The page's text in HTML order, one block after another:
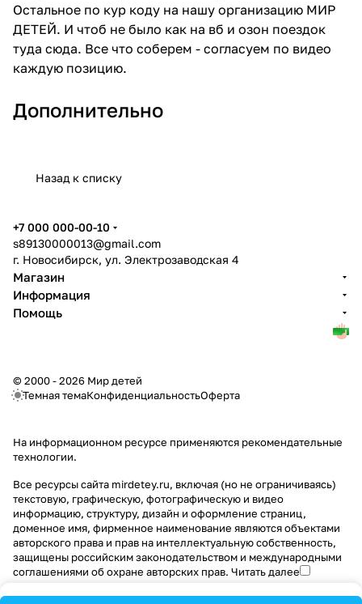
Остальное по кур коду на нашу организацию МИР
ДЕТЕЙ. И чтоб не было как на вб и озон поездок
туда сюда. Все что соберем - согласуем по видео
каждую позицию.
Дополнительно
Назад к списку
+7 000 000-00-10
s89130000013@gmail.com
г. Новосибирск, ул. Электрозаводская 4
Магазин
Информация
Помощь
© 2000 - 2026 Мир детей
Темная темаКонфиденциальностьОферта
На информационном ресурсе применяются рекомендательные
технологии.
Все ресурсы сайта mirdetey.ru, включая (но не ограничиваясь)
текстовую, графическую, фотографическую и видео
информацию, структуру, дизайн и оформление страниц,
доменное имя, фирменное наименование являются объектами
авторского права и прав на интеллектуальную собственность,
защищены российским законодательством и международными
соглашениями об охране авторских прав. Читать далее